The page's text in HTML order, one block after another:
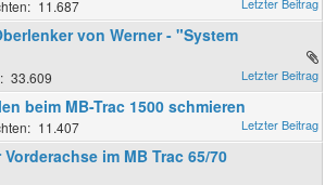
11.687
von Werner - "System
33.609
beim MB-Trac 1500 schmieren
11.407
im MB Trac 65/70